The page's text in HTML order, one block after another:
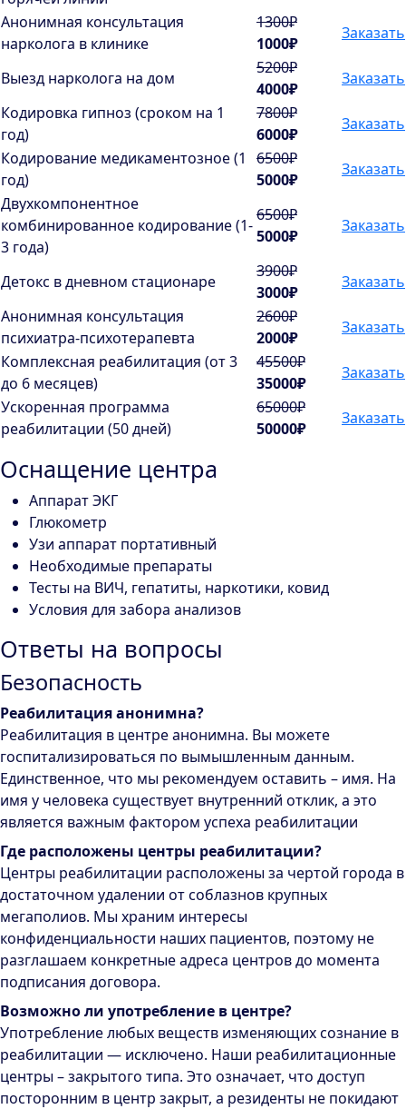
Анонимная консультация
нарколога в клинике
1300₽
1000₽
Заказать
Выезд нарколога на дом
5200₽
4000₽
Заказать
Кодировка гипноз (сроком на 1
год)
7800₽
6000₽
Заказать
Кодирование медикаментозное (1
год)
6500₽
5000₽
Заказать
Двухкомпонентное
комбинированное кодирование (1-
3 года)
6500₽
5000₽
Заказать
Детокс в дневном стационаре
3900₽
3000₽
Заказать
Анонимная консультация
психиатра-психотерапевта
2600₽
2000₽
Заказать
Комплексная реабилитация (от 3
до 6 месяцев)
45500₽
35000₽
Заказать
Ускоренная программа
реабилитации (50 дней)
65000₽
50000₽
Заказать
Оснащение центра
Аппарат ЭКГ
Глюкометр
Узи аппарат портативный
Необходимые препараты
Тесты на ВИЧ, гепатиты, наркотики, ковид
Условия для забора анализов
Ответы на вопросы
Безопасность
Реабилитация анонимна?
Реабилитация в центре анонимна. Вы можете
госпитализироваться по вымышленным данным.
Единственное, что мы рекомендуем оставить – имя. На
имя у человека существует внутренний отклик, а это
является важным фактором успеха реабилитации
Где расположены центры реабилитации?
Центры реабилитации расположены за чертой города в
достаточном удалении от соблазнов крупных
мегаполиов. Мы храним интересы
конфиденциальности наших пациентов, поэтому не
разглашаем конкретные адреса центров до момента
подписания договора.
Возможно ли употребление в центре?
Употребление любых веществ изменяющих сознание в
реабилитации — исключено. Наши реабилитационные
центры – закрытого типа. Это означает, что доступ
посторонним в центр закрыт, а резиденты не покидают